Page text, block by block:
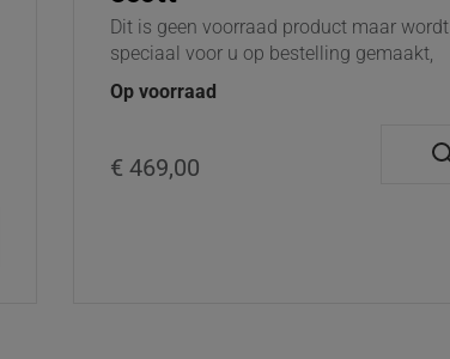
Dit is geen voorraad product maar wordt
speciaal voor u op bestelling gemaakt,
Op voorraad
€ 469,00